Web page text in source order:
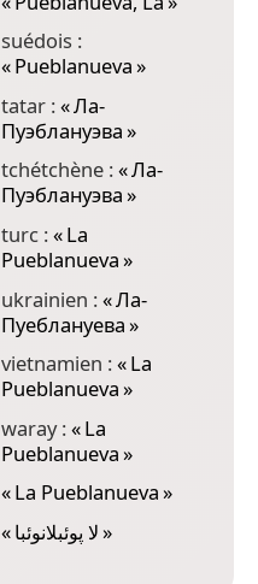
suédois :
«Pueblanueva»
tatar :«Ла-
Пуэблануэва»
tchétchène :«Ла-
Пуэблануэва»
turc :«La
Pueblanueva»
ukrainien :«Ла-
Пуеблануева»
vietnamien :«La
Pueblanueva»
waray :«La
Pueblanueva»
«La Pueblanueva»
«لا پوئبلانوئبا»